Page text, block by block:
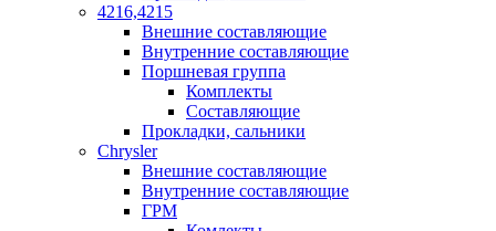
4216,4215
Внешние составляющие
Внутренние составляющие
Поршневая группа
Комплекты
Составляющие
Прокладки, сальники
Chrysler
Внешние составляющие
Внутренние составляющие
ГРМ